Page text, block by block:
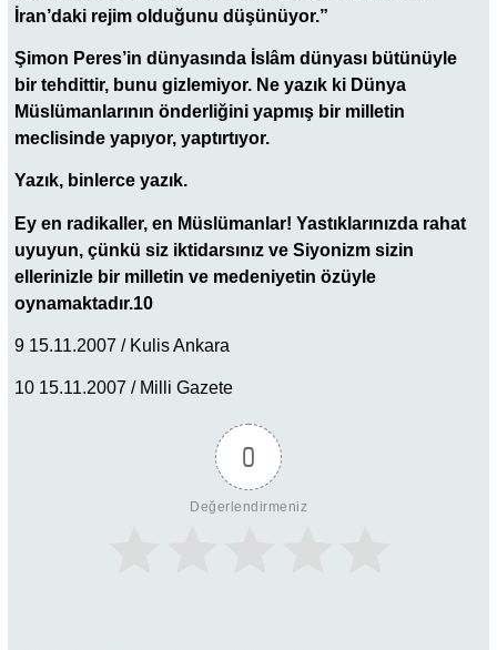
İran’daki rejim olduğunu düşünüyor.”
Şimon Peres’in dünyasında İslâm dünyası bütünüyle
bir tehdittir, bunu gizlemiyor. Ne yazık ki Dünya
Müslümanlarının önderliğini yapmış bir milletin
meclisinde yapıyor, yaptırtıyor.
Yazık, binlerce yazık.
Ey en radikaller, en Müslümanlar! Yastıklarınızda rahat
uyuyun, çünkü siz iktidarsınız ve Siyonizm sizin
ellerinizle bir milletin ve medeniyetin özüyle
oynamaktadır.10
9 15.11.2007 / Kulis Ankara
10 15.11.2007 / Milli Gazete
0
Değerlendirmeniz